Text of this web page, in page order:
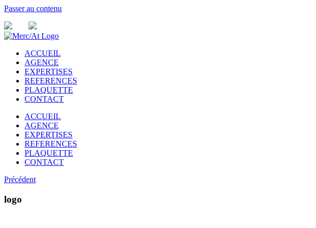
Passer au contenu
ACCUEIL
AGENCE
EXPERTISES
REFERENCES
PLAQUETTE
CONTACT
ACCUEIL
AGENCE
EXPERTISES
REFERENCES
PLAQUETTE
CONTACT
Précédent
logo